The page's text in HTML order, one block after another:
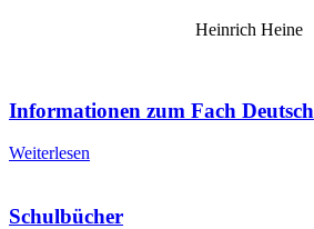
Heinrich Heine
Informationen zum Fach Deutsch
Weiterlesen
Schulbücher